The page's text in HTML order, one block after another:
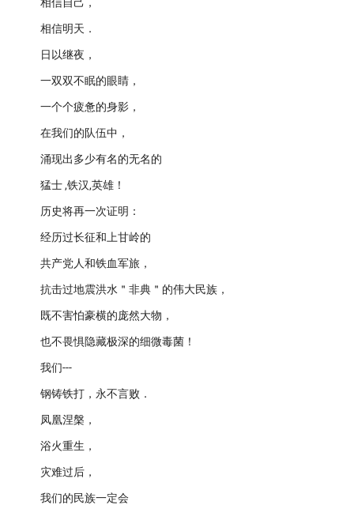
相信明天．
日以继夜，
一双双不眠的眼睛，
一个个疲惫的身影，
在我们的队伍中，
涌现出多少有名的无名的
猛士 ,铁汉,英雄！
历史将再一次证明：
经历过长征和上甘岭的
共产党人和铁血军旅，
抗击过地震洪水＂非典＂的伟大民族，
既不害怕豪横的庞然大物，
也不畏惧隐藏极深的细微毒菌！
我们---
钢铸铁打，永不言败．
凤凰涅槃，
浴火重生，
灾难过后，
我们的民族一定会